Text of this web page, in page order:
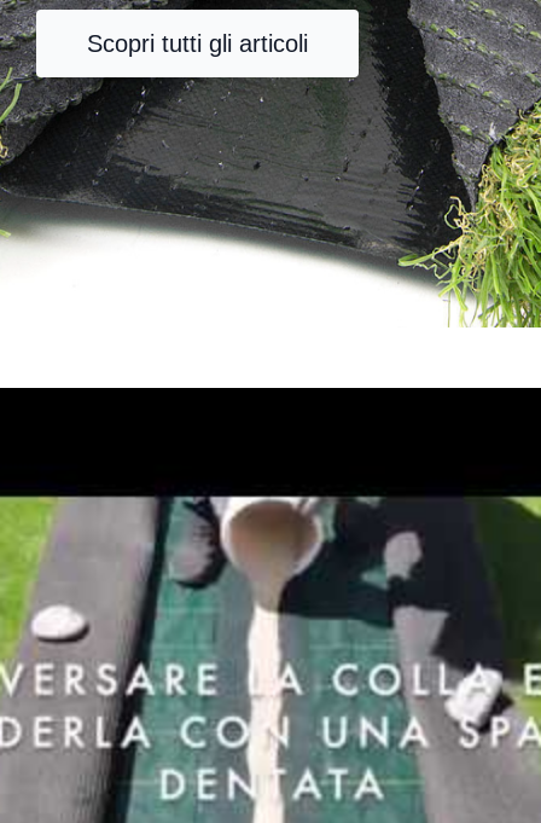
Scopri tutti gli articoli